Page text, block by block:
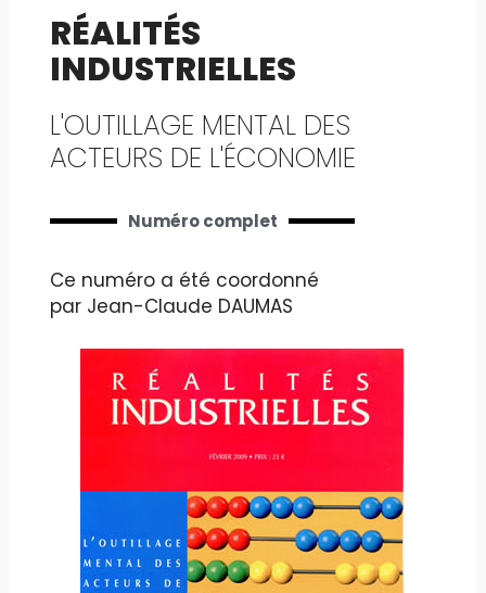
RÉALITÉS
INDUSTRIELLES
L'OUTILLAGE MENTAL DES
ACTEURS DE L'ÉCONOMIE
Numéro complet
Ce numéro a été coordonné
par Jean-Claude DAUMAS